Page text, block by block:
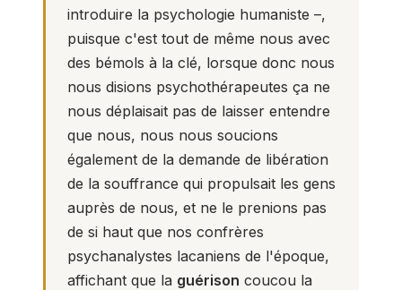
introduire la psychologie humaniste –,
puisque c'est tout de même nous avec
des bémols à la clé, lorsque donc nous
nous disions psychothérapeutes ça ne
nous déplaisait pas de laisser entendre
que nous, nous nous soucions
également de la demande de libération
de la souffrance qui propulsait les gens
auprès de nous, et ne le prenions pas
de si haut que nos confrères
psychanalystes lacaniens de l'époque,
affichant que la guérison coucou la